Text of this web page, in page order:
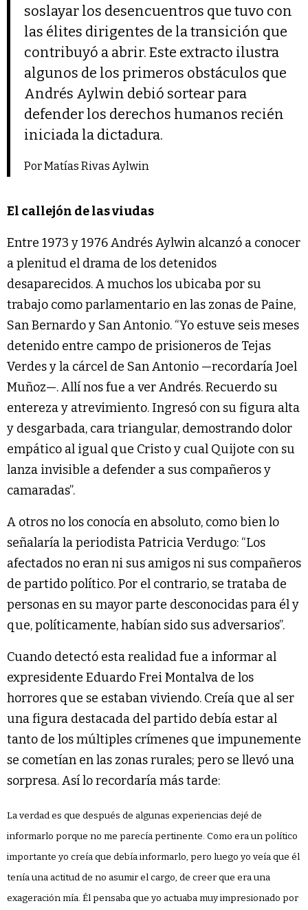
soslayar los desencuentros que tuvo con
las élites dirigentes de la transición que
contribuyó a abrir. Este extracto ilustra
algunos de los primeros obstáculos que
Andrés Aylwin debió sortear para
defender los derechos humanos recién
iniciada la dictadura.
Por Matías Rivas Aylwin
El callejón de las viudas
Entre 1973 y 1976 Andrés Aylwin alcanzó a conocer
a plenitud el drama de los detenidos
desaparecidos. A muchos los ubicaba por su
trabajo como parlamentario en las zonas de Paine,
San Bernardo y San Antonio. “Yo estuve seis meses
detenido entre campo de prisioneros de Tejas
Verdes y la cárcel de San Antonio —recordaría Joel
Muñoz—. Allí nos fue a ver Andrés. Recuerdo su
entereza y atrevimiento. Ingresó con su figura alta
y desgarbada, cara triangular, demostrando dolor
empático al igual que Cristo y cual Quijote con su
lanza invisible a defender a sus compañeros y
camaradas”.
A otros no los conocía en absoluto, como bien lo
señalaría la periodista Patricia Verdugo: “Los
afectados no eran ni sus amigos ni sus compañeros
de partido político. Por el contrario, se trataba de
personas en su mayor parte desconocidas para él y
que, políticamente, habían sido sus adversarios”.
Cuando detectó esta realidad fue a informar al
expresidente Eduardo Frei Montalva de los
horrores que se estaban viviendo. Creía que al ser
una figura destacada del partido debía estar al
tanto de los múltiples crímenes que impunemente
se cometían en las zonas rurales; pero se llevó una
sorpresa. Así lo recordaría más tarde:
La verdad es que después de algunas experiencias dejé de
informarlo porque no me parecía pertinente. Como era un político
importante yo creía que debía informarlo, pero luego yo veía que él
tenía una actitud de no asumir el cargo, de creer que era una
exageración mía. Él pensaba que yo actuaba muy impresionado por